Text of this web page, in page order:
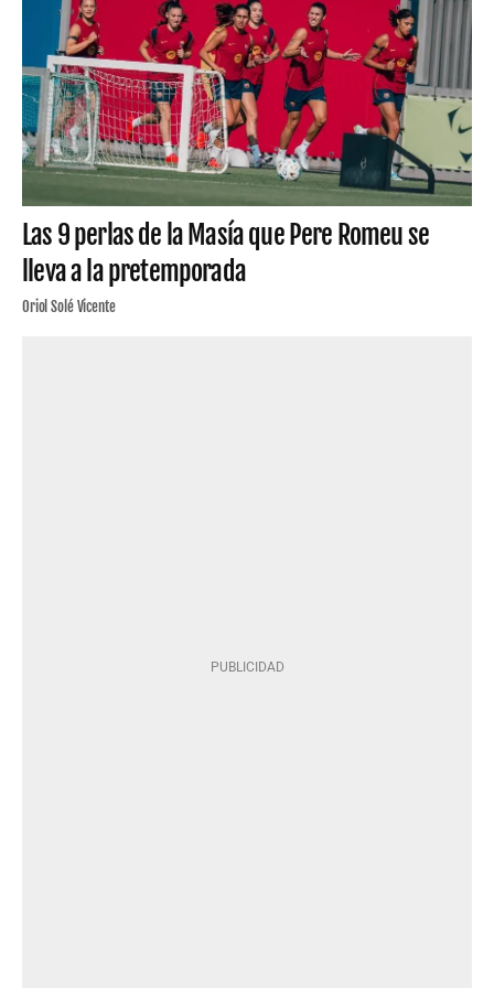
Las 9 perlas de la Masía que Pere Romeu se
lleva a la pretemporada
Oriol Solé Vicente